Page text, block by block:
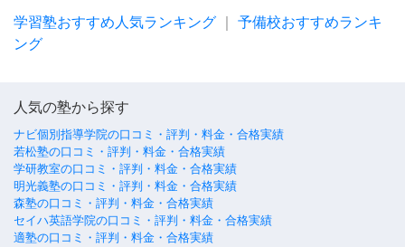
学習塾おすすめ人気ランキング
予備校おすすめランキ
ング
人気の塾から探す
ナビ個別指導学院の口コミ・評判・料金・合格実績
若松塾の口コミ・評判・料金・合格実績
学研教室の口コミ・評判・料金・合格実績
明光義塾の口コミ・評判・料金・合格実績
森塾の口コミ・評判・料金・合格実績
セイハ英語学院の口コミ・評判・料金・合格実績
適塾の口コミ・評判・料金・合格実績